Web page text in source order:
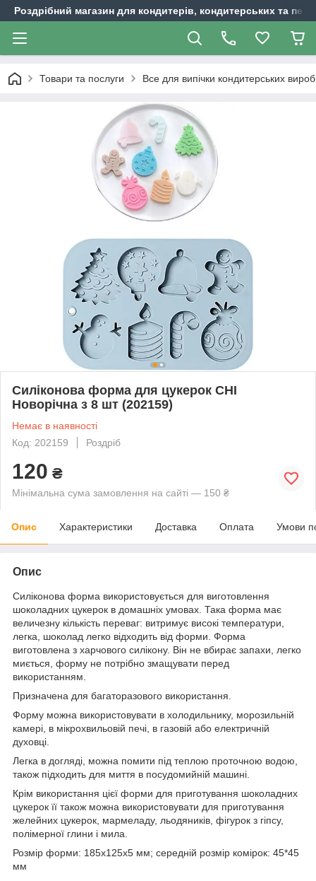
Роздрібний магазин для кондитерів, кондитерських та
Товари та послуги Все для випічки кондитерських
Силіконова форма для цукерок CHI
Новорічна з 8 шт (202159)
Немає в наявності
Код: 202159
Роздріб
120 ₴
Мінімальна сума замовлення на сайті — 150 ₴
Опис Характеристики Доставка Оплата Умови
Опис
Силіконова форма використовується для виготовлення
шоколадних цукерок в домашніх умовах. Така форма має
величезну кількість переваг: витримує високі температури,
легка, шоколад легко відходить від форми. Форма
виготовлена ​​з харчового силікону. Він не вбирає запахи, легко
миється, форму не потрібно змащувати перед
використанням.
Призначена для багаторазового використання.
Форму можна використовувати в холодильнику, морозильній
камері, в мікрохвильовій печі, в газовій або електричній
духовці.
Легка в догляді, можна помити під теплою проточною водою,
також підходить для миття в посудомийній машині.
Крім використання цієї форми для приготування шоколадних
цукерок її також можна використовувати для приготування
желейних цукерок, мармеладу, льодяників, фігурок з гіпсу,
полімерної глини і мила.
Розмір форми: 185х125х5 мм; середній розмір комірок: 45*45
мм